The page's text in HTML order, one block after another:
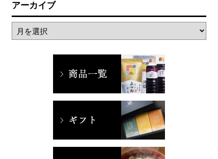
アーカイブ